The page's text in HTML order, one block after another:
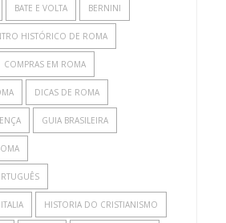
BATE E VOLTA BERNINI
HISTÓRICO DE ROMA
COMPRAS EM ROMA
DICAS DE ROMA
GUIA BRASILEIRA
HISTORIA DO CRISTIANISMO